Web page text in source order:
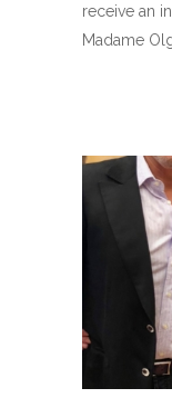
receive an
Madame